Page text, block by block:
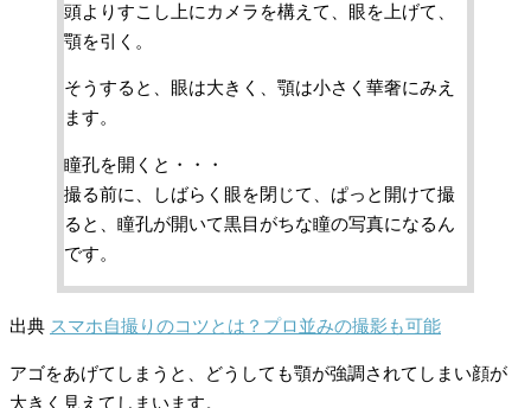
頭よりすこし上にカメラを構えて、眼を上げて、
顎を引く。
そうすると、眼は大きく、顎は小さく華奢にみえ
ます。
瞳孔を開くと・・・
撮る前に、しばらく眼を閉じて、ぱっと開けて撮
ると、瞳孔が開いて黒目がちな瞳の写真になるん
です。
出典 スマホ自撮りのコツとは？プロ並みの撮影も可能
アゴをあげてしまうと、どうしても顎が強調されてしまい顔が
大きく見えてしまいます。